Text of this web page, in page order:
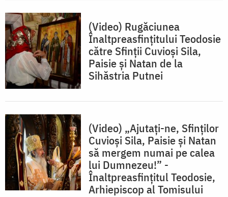
(Video) Rugăciunea
Înaltpreasfințitului Teodosie
către Sfinții Cuvioși Sila,
Paisie și Natan de la
Sihăstria Putnei
(Video) „Ajutați-ne, Sfinților
Cuvioși Sila, Paisie și Natan
să mergem numai pe calea
lui Dumnezeu!” -
Înaltpreasfințitul Teodosie,
Arhiepiscop al Tomisului